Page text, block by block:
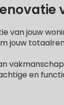
van jouw
jouw
en